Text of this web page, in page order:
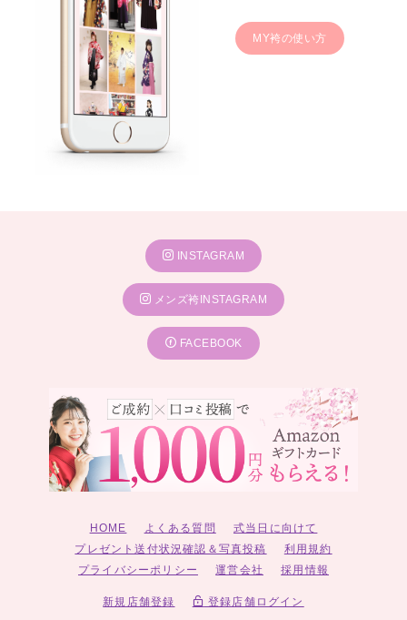
MY袴の使い方
INSTAGRAM
メンズ袴INSTAGRAM
FACEBOOK
HOME よくある質問
式当日に向けて
プレゼント送付状況確認＆写真投稿
利用規約
プライバシーポリシー
運営会社 採用情報
新規店舗登録 登録店舗ログイン